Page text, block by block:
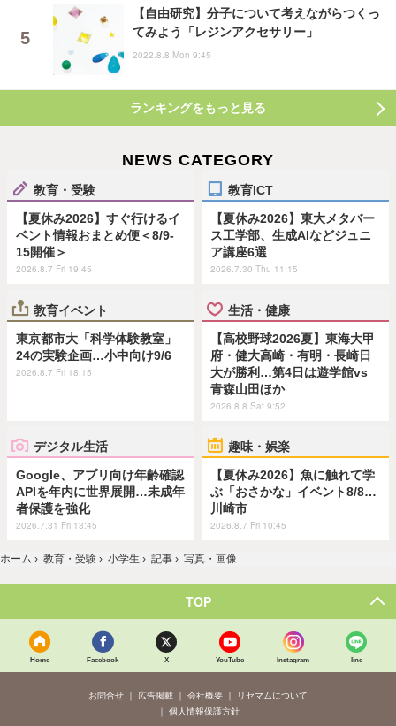
【自由研究】分子について考えながらつくっ
てみよう「レジンアクセサリー」
2022.8.8 Mon 9:45
ランキングをもっと見る
NEWS CATEGORY
教育・受験
【夏休み2026】すぐ行けるイ
ベント情報おまとめ便＜8/9-
15開催＞
2026.8.7 Fri 19:45
教育ICT
【夏休み2026】東大メタバー
ス工学部、生成AIなどジュニ
ア講座6選
2026.7.30 Thu 11:15
教育イベント
東京都市大「科学体験教室」
24の実験企画…小中向け9/6
2026.8.7 Fri 18:15
生活・健康
【高校野球2026夏】東海大甲
府・健大高崎・有明・長崎日
大が勝利…第4日は遊学館vs
青森山田ほか
2026.8.8 Sat 9:52
デジタル生活
Google、アプリ向け年齢確認
APIを年内に世界展開…未成年
者保護を強化
2026.7.31 Fri 13:45
趣味・娯楽
【夏休み2026】魚に触れて学
ぶ「おさかな」イベント8/8…
川崎市
2026.8.7 Fri 10:45
ホーム › 教育・受験 › 小学生 › 記事 › 写真・画像
TOP
Home Facebook X YouTube Instagram line
お問合せ 広告掲載 会社概要
リセマムについて
個人情報保護方針